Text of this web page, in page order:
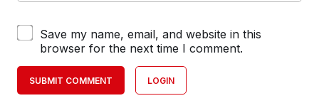
Save my name, email, and website in this
browser for the next time I comment.
SUBMIT COMMENT LOGIN